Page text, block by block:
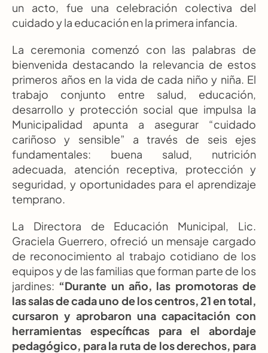
un acto, fue una celebración colectiva del
cuidado y la educación en la primera infancia.
La ceremonia comenzó con las palabras de
bienvenida destacando la relevancia de estos
primeros años en la vida de cada niño y niña. El
trabajo conjunto entre salud, educación,
desarrollo y protección social que impulsa la
Municipalidad apunta a asegurar “cuidado
cariñoso y sensible” a través de seis ejes
fundamentales: buena salud, nutrición
adecuada, atención receptiva, protección y
seguridad, y oportunidades para el aprendizaje
temprano.
La Directora de Educación Municipal, Lic.
Graciela Guerrero, ofreció un mensaje cargado
de reconocimiento al trabajo cotidiano de los
equipos y de las familias que forman parte de los
jardines: “Durante un año, las promotoras de
las salas de cada uno de los centros, 21 en total,
cursaron y aprobaron una capacitación con
herramientas específicas para el abordaje
pedagógico, para la ruta de los derechos, para